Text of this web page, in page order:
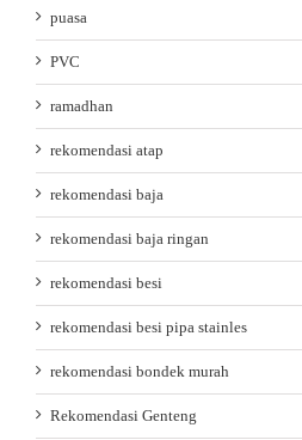
puasa
PVC
ramadhan
rekomendasi atap
rekomendasi baja
rekomendasi baja ringan
rekomendasi besi
rekomendasi besi pipa stainles
rekomendasi bondek murah
Rekomendasi Genteng